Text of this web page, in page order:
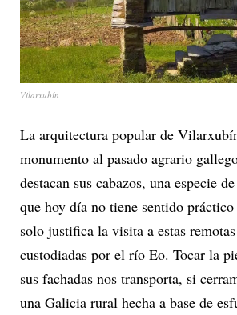
Vilarxubín
La arquitectura popular de
monumento al pasado agrario
destacan sus cabazos, una especie
que hoy día no tiene sentido
solo justifica la visita a estas
custodiadas por el río Eo. Tocar la
sus fachadas nos transporta, si
una Galicia rural hecha a base de